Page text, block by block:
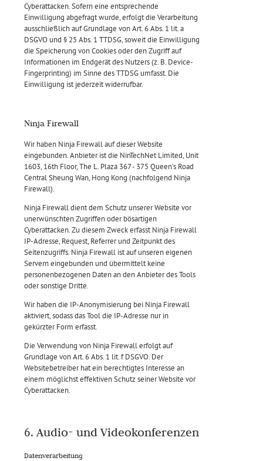
Cyberattacken. Sofern eine entsprechende
Einwilligung abgefragt wurde, erfolgt die Verarbeitung
ausschließlich auf Grundlage von Art. 6 Abs. 1 lit. a
DSGVO und § 25 Abs. 1 TTDSG, soweit die Einwilligung
die Speicherung von Cookies oder den Zugriff auf
Informationen im Endgerät des Nutzers (z. B. Device-
Fingerprinting) im Sinne des TTDSG umfasst. Die
Einwilligung ist jederzeit widerrufbar.
Ninja Firewall
Wir haben Ninja Firewall auf dieser Website
eingebunden. Anbieter ist die NinTechNet Limited, Unit
1603, 16th Floor, The L. Plaza 367 - 375 Queen‘s Road
Central Sheung Wan, Hong Kong (nachfolgend Ninja
Firewall).
Ninja Firewall dient dem Schutz unserer Website vor
unerwünschten Zugriffen oder bösartigen
Cyberattacken. Zu diesem Zweck erfasst Ninja Firewall
IP-Adresse, Request, Referrer und Zeitpunkt des
Seitenzugriffs. Ninja Firewall ist auf unseren eigenen
Servern eingebunden und übermittelt keine
personenbezogenen Daten an den Anbieter des Tools
oder sonstige Dritte.
Wir haben die IP-Anonymisierung bei Ninja Firewall
aktiviert, sodass das Tool die IP-Adresse nur in
gekürzter Form erfasst.
Die Verwendung von Ninja Firewall erfolgt auf
Grundlage von Art. 6 Abs. 1 lit. f DSGVO. Der
Websitebetreiber hat ein berechtigtes Interesse an
einem möglichst effektiven Schutz seiner Website vor
Cyberattacken.
6. Audio- und Videokonferenzen
Datenverarbeitung